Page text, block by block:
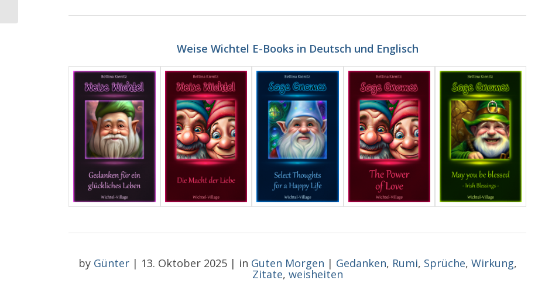
Weise Wichtel E-Books in Deutsch und Englisch
by Günter | 13. Oktober 2025 | in Guten Morgen | Gedanken, Rumi, Sprüche, Wirkung,
Zitate, weisheiten